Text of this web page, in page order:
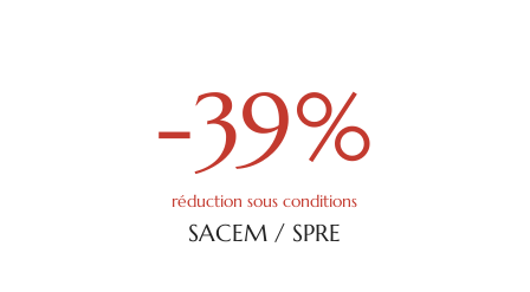
-39%
réduction sous conditions
SACEM / SPRE